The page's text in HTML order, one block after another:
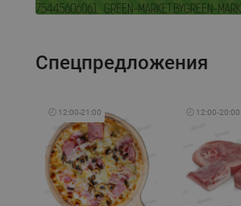
Спецпредложения
🕘 12:00-21:00 🕘 12:00-20:00